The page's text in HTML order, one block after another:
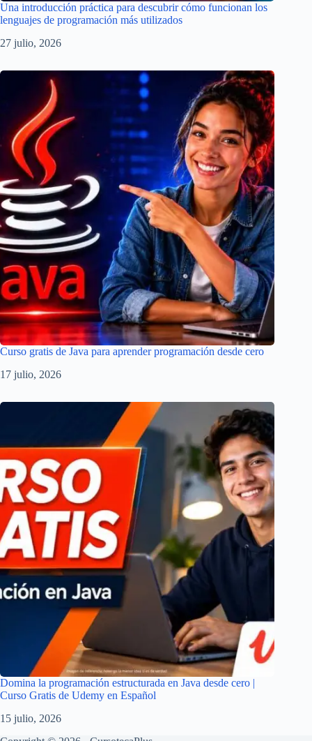
Una introducción práctica para descubrir cómo funcionan los
lenguajes de programación más utilizados
27 julio, 2026
Curso gratis de Java para aprender programación desde cero
17 julio, 2026
Domina la programación estructurada en Java desde cero |
Curso Gratis de Udemy en Español
15 julio, 2026